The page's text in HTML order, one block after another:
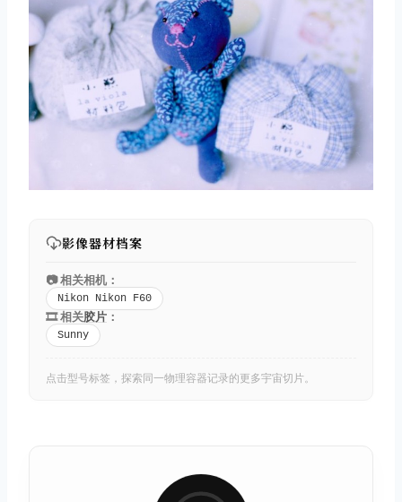
影像器材档案
📷 相关相机：
Nikon Nikon F60
🎞️ 相关胶片 ：
Sunny
点击型号标签，探索同一物理容器记录的更多宇宙切片。
取消